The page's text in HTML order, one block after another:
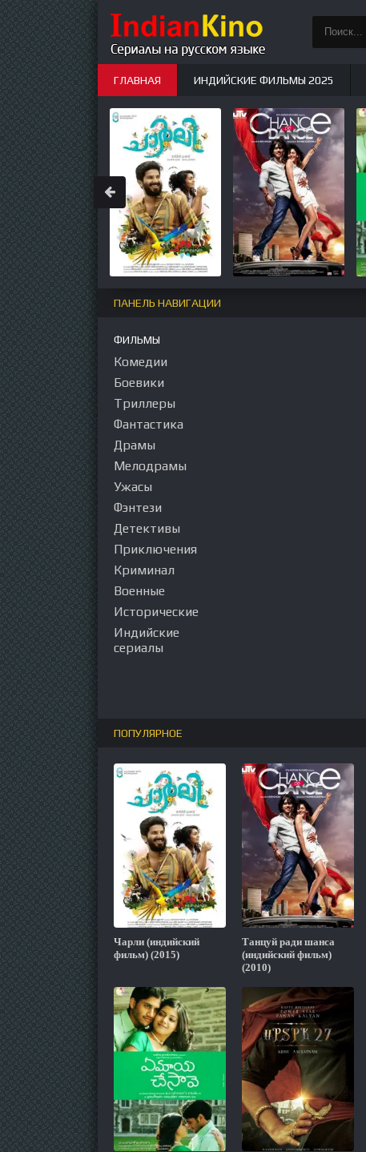
ПАНЕЛЬ НАВИГАЦИИ
ФИЛЬМЫ
Комедии
Боевики
Триллеры
Фантастика
Драмы
Мелодрамы
Ужасы
Фэнтези
Детективы
Приключения
Криминал
Военные
Исторические
Индийские
сериалы
ПОПУЛЯРНОЕ
Чарли (индийский
фильм) (2015)
Танцуй ради шанса
(индийский фильм)
(2010)
ГЛАВНАЯ ИНДИЙСКИЕ ФИЛЬМЫ 2025
ИНДИЙСКИЕ СЕРИАЛЫ НОВЫЕ